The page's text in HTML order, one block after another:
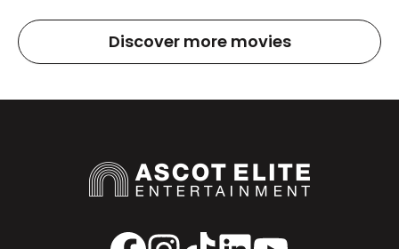
Discover more movies
Facebook
Instagram
TikTokLinkedInYouTube